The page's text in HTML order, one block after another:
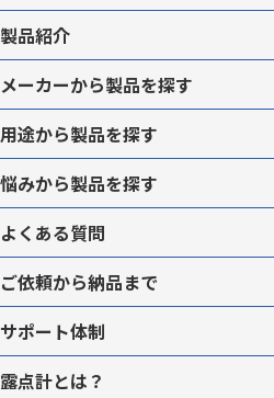
製品紹介
メーカーから製品を探す
用途から製品を探す
悩みから製品を探す
よくある質問
ご依頼から納品まで
サポート体制
露点計とは？